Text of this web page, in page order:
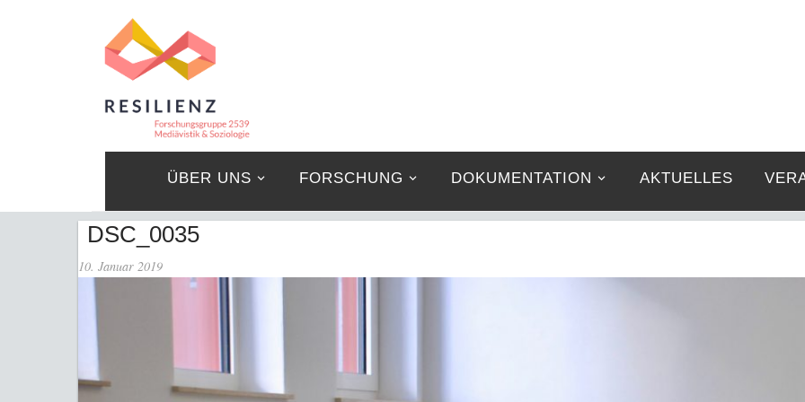
ÜBER UNS FORSCHUNG DOKUMENTATION AKTUELLES
DSC_0035
10. Januar 2019